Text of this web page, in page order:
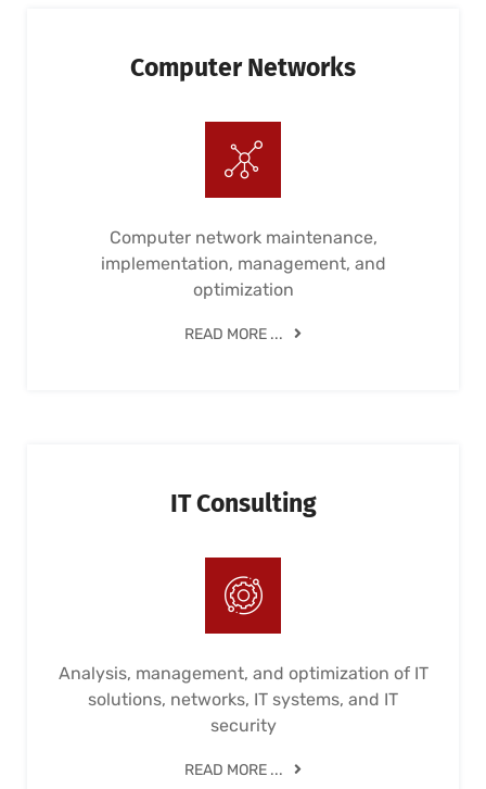
Computer Networks
Computer network maintenance,
implementation, management, and
optimization
READ MORE ...
IT Consulting
Analysis, management, and optimization of IT
solutions, networks, IT systems, and IT
security
READ MORE ...